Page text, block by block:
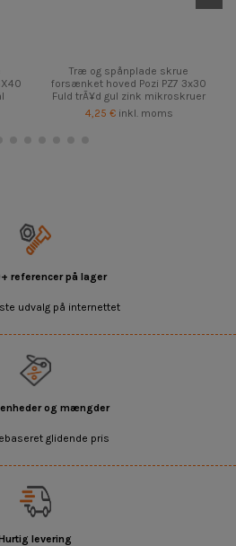
Træ og spånplade skrue
forsænket hoved Pozi PZ7 3x30
Fuld trÃ¥d gul zink mikroskruer
4,25 € inkl. moms
referencer på lager
udvalg på internettet
og mængder
glidende pris
levering